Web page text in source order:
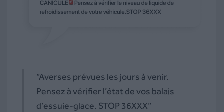
“Averses prévues les jours à venir.
Pensez à vérifier l’état de vos balais
d’essuie-glace. STOP 36XXX”